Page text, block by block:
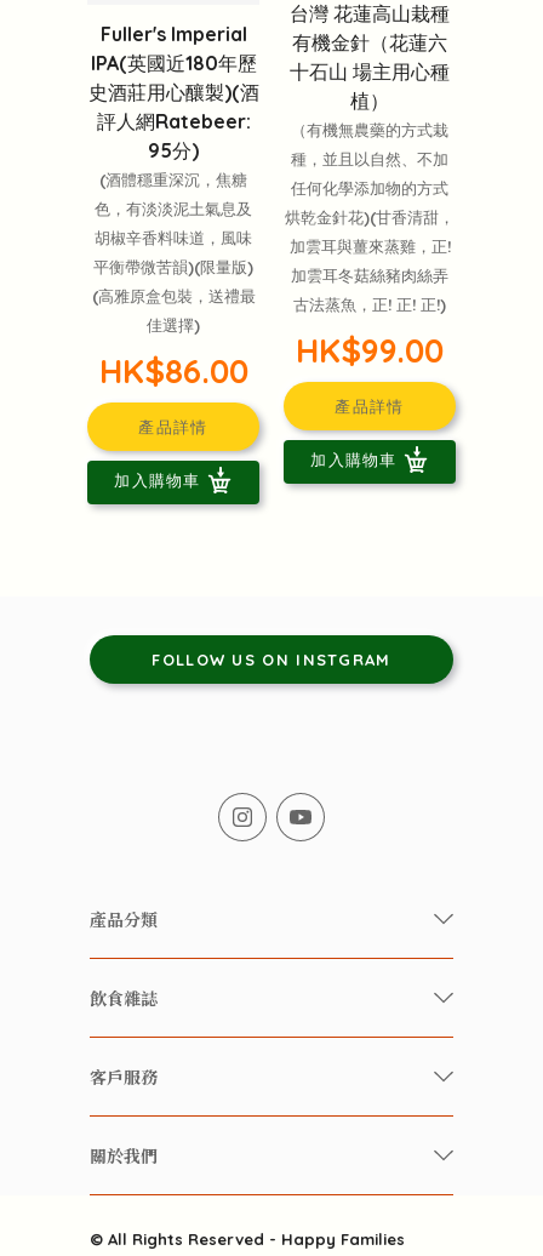
Fuller's Imperial
IPA(英國近180年歷
史酒莊用心釀製)(酒
評人網Ratebeer:
95分)
(酒體穩重深沉，焦糖
色，有淡淡泥土氣息及
胡椒辛香料味道，風味
平衡帶微苦韻)(限量版)
(高雅原盒包裝，送禮最
佳選擇)
HK$86.00
產品詳情
加入購物車
台灣 花蓮高山栽種
有機金針（花蓮六
十石山 場主用心種
植）
（有機無農藥的方式栽
種，並且以自然、不加
任何化學添加物的方式
烘乾金針花)(甘香清甜，
加雲耳與薑來蒸雞，正!
加雲耳冬菇絲豬肉絲弄
古法蒸魚，正! 正! 正!)
HK$99.00
產品詳情
加入購物車
FOLLOW US ON INSTGRAM
產品分類
有機/無農藥新鮮蔬果
有機 / 無添加飲品
養生保健好東西
酒類
雜貨部
飲食雜誌
快樂家庭 飲食雜誌
雲南搜食記
粒粒皆辛苦
快樂電視台
客戶服務
常見問題
關於我們
© All Rights Reserved - Happy Families